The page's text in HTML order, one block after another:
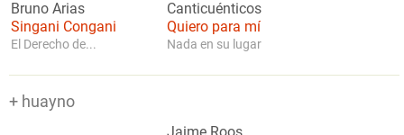
Bruno Arias
Singani Congani
El Derecho de...
+ huayno
Canticuénticos
Quiero para mí
Nada en su lugar